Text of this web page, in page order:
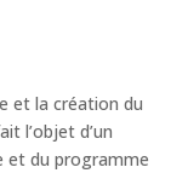
et la création du
l’objet d’un
et du programme